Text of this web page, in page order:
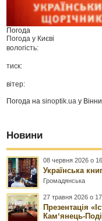
Погода
Погода у Києві
вологість:
тиск:
вітер:
Погода наsinoptik.ua у
Новини
08 червня 2026 о
Українська
Громадянська
27 травня 2026 о
Презентація
Камʼянець-